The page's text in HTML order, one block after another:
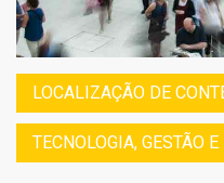
LOCALIZAÇÃO DE
TECNOLOGIA, GESTÃO